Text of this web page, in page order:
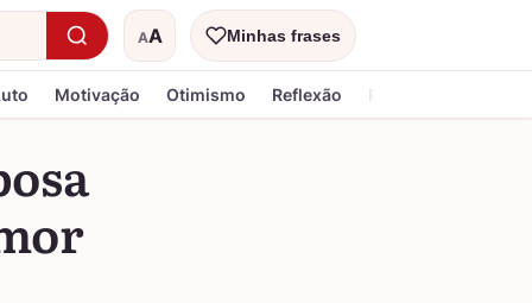
AA
Tamanho do textoMinhas frases
Motivação Otimismo Reflexão Religiosa